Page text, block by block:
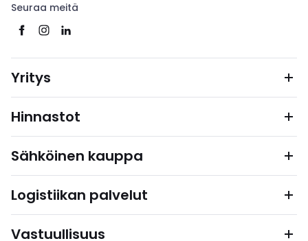
Seuraa meitä
Yritys
Hinnastot
Sähköinen kauppa
Logistiikan palvelut
Vastuullisuus